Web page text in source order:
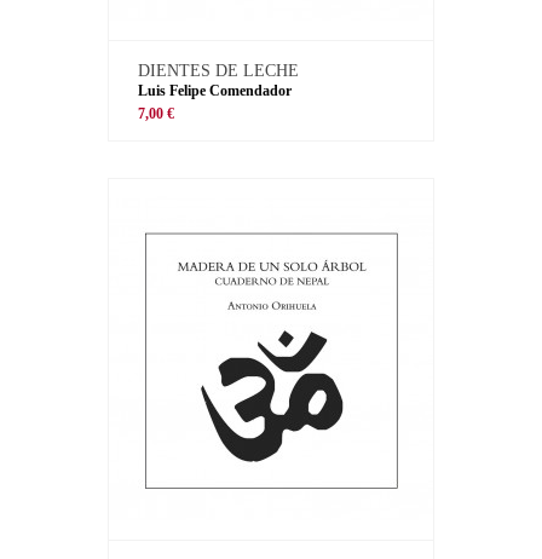
DIENTES DE LECHE
Luis Felipe Comendador
7,00 €